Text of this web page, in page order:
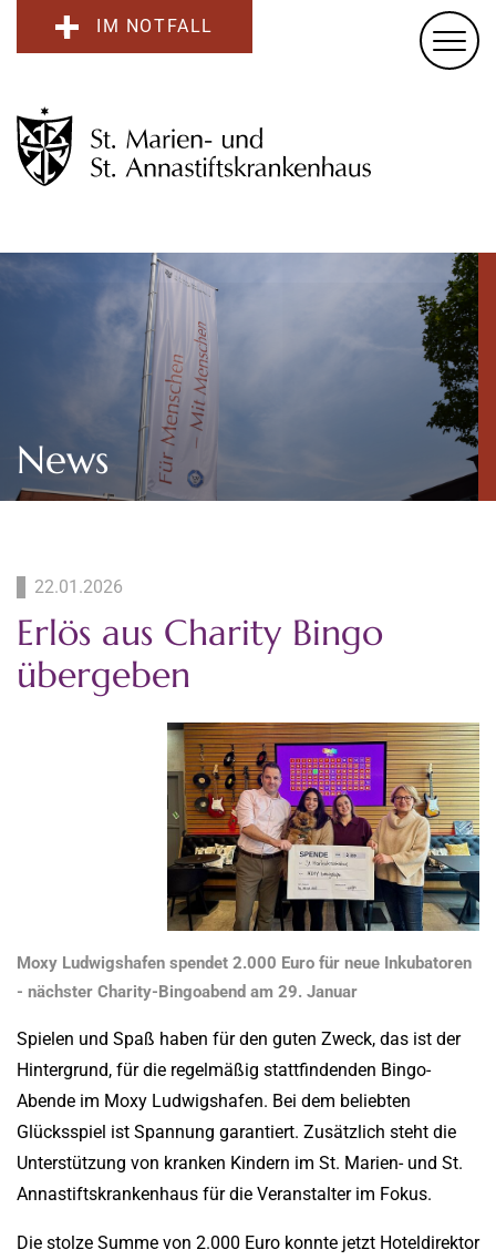
IM NOTFALL
News
22.01.2026
Erlös aus Charity Bingo
übergeben
Moxy Ludwigshafen spendet 2.000 Euro für neue Inkubatoren
- nächster Charity-Bingoabend am 29. Januar
Spielen und Spaß haben für den guten Zweck, das ist der
Hintergrund, für die regelmäßig stattfindenden Bingo-
Abende im Moxy Ludwigshafen. Bei dem beliebten
Glücksspiel ist Spannung garantiert. Zusätzlich steht die
Unterstützung von kranken Kindern im St. Marien- und St.
Annastiftskrankenhaus für die Veranstalter im Fokus.
Die stolze Summe von 2.000 Euro konnte jetzt Hoteldirektor